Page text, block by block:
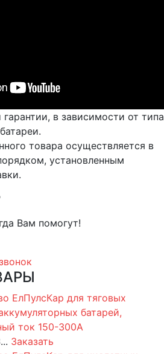
в зависимости от типа
товара осуществляется в
установленным
Вам помогут!
Заказать